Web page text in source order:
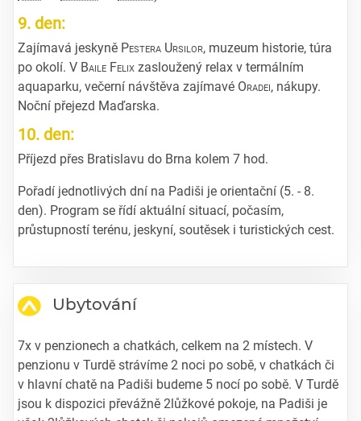
9. den:
Zajímavá jeskyně Pestera Ursilor, muzeum historie, túra
po okolí. V Baile Felix zasloužený relax v termálním
aquaparku, večerní návštěva zajímavé Oradei, nákupy.
Noční přejezd Maďarska.
10. den:
Příjezd přes Bratislavu do Brna kolem 7 hod.
Pořadí jednotlivých dní na Padiši je orientační (5. - 8.
den). Program se řídí aktuální situací, počasím,
průstupností terénu, jeskyní, soutěsek i turistických cest.
Ubytování
7x v penzionech a chatkách, celkem na 2 místech. V
penzionu v Turdě strávíme 2 noci po sobě, v chatkách či
v hlavní chatě na Padiši budeme 5 nocí po sobě. V Turdě
jsou k dispozici převážně 2lůžkové pokoje, na Padiši je